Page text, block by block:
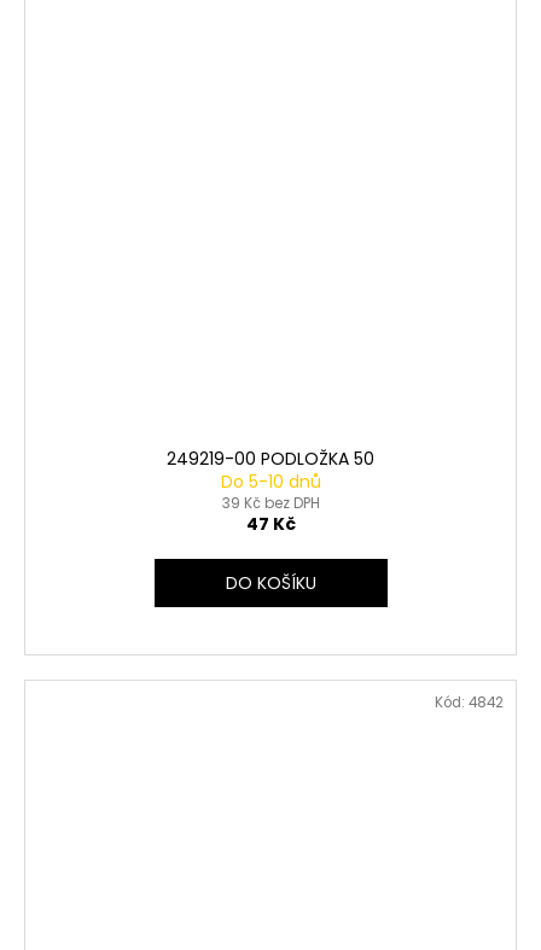
249219-00 PODLOŽKA 50
Do 5-10 dnů
39 Kč bez DPH
47 Kč
DO KOŠÍKU
Kód: 4842